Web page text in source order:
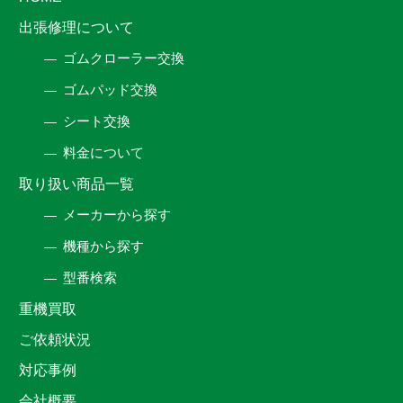
出張修理について
ゴムクローラー交換
ゴムパッド交換
シート交換
料金について
取り扱い商品一覧
メーカーから探す
機種から探す
型番検索
重機買取
ご依頼状況
対応事例